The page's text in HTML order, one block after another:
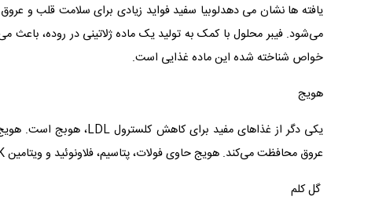
یافته ها نشان می دهدلوبیا سفید فواید زیادی برای سلامت قلب و
می‌شود. فیبر محلول با کمک به تولید یک ماده ژلاتینی در روده،
خواص شناخته شده این ماده غذایی است.
هویج
عروق محافظت می‌کند. هویج حاوی فولات، پتاسیم، فلاونوئید و ویتامین K نیز هست و توصیه می شود در میان وعده ها گنجانده شود.
گل کلم